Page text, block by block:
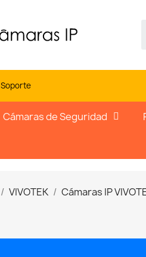
Soporte
Cámaras de Seguridad
VIVOTEK Cámaras IP